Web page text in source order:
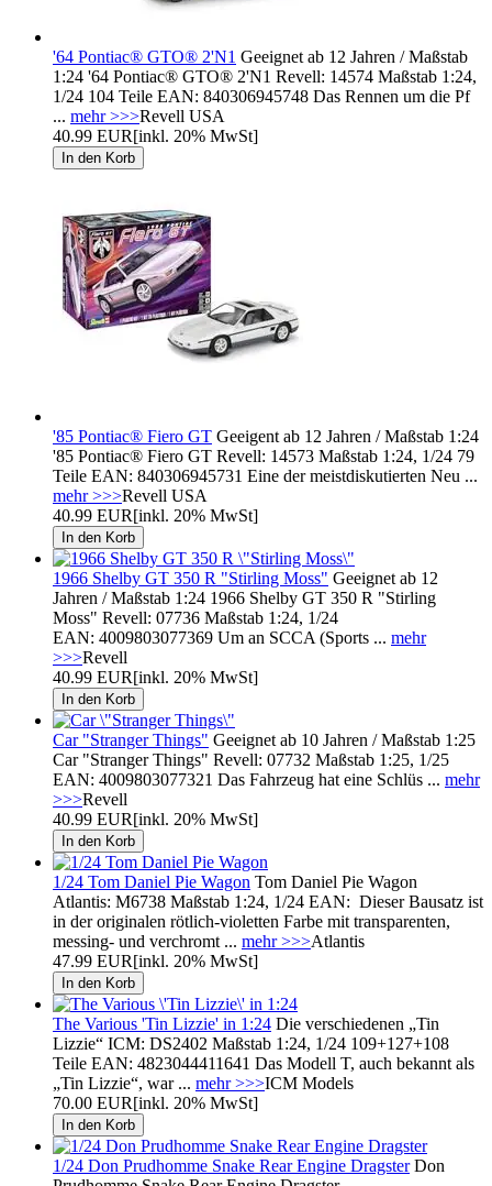
'64 Pontiac® GTO® 2'N1 Geeignet ab 12 Jahren / Maßstab
1:24 '64 Pontiac® GTO® 2'N1 Revell: 14574 Maßstab 1:24,
1/24 104 Teile EAN: 840306945748 Das Rennen um die Pf
... mehr >>>Revell USA
40.99 EUR[inkl. 20% MwSt]
'85 Pontiac® Fiero GT Geeigent ab 12 Jahren / Maßstab 1:24
'85 Pontiac® Fiero GT Revell: 14573 Maßstab 1:24, 1/24 79
Teile EAN: 840306945731 Eine der meistdiskutierten Neu ...
mehr >>>Revell USA
40.99 EUR[inkl. 20% MwSt]
1966 Shelby GT 350 R "Stirling Moss" Geeignet ab 12
Jahren / Maßstab 1:24 1966 Shelby GT 350 R "Stirling
Moss" Revell: 07736 Maßstab 1:24, 1/24
EAN: 4009803077369 Um an SCCA (Sports ... mehr
>>>Revell
40.99 EUR[inkl. 20% MwSt]
Car "Stranger Things" Geeignet ab 10 Jahren / Maßstab 1:25
Car "Stranger Things" Revell: 07732 Maßstab 1:25, 1/25
EAN: 4009803077321 Das Fahrzeug hat eine Schlüs ... mehr
>>>Revell
40.99 EUR[inkl. 20% MwSt]
1/24 Tom Daniel Pie Wagon Tom Daniel Pie Wagon
Atlantis: M6738 Maßstab 1:24, 1/24 EAN: Dieser Bausatz ist
in der originalen rötlich-violetten Farbe mit transparenten,
messing- und verchromt ... mehr >>>Atlantis
47.99 EUR[inkl. 20% MwSt]
The Various 'Tin Lizzie' in 1:24 Die verschiedenen „Tin
Lizzie“ ICM: DS2402 Maßstab 1:24, 1/24 109+127+108
Teile EAN: 4823044411641 Das Modell T, auch bekannt als
„Tin Lizzie“, war ... mehr >>>ICM Models
70.00 EUR[inkl. 20% MwSt]
1/24 Don Prudhomme Snake Rear Engine DragsterDon